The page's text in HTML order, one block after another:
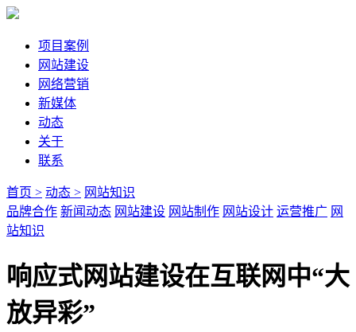
项目案例
网站建设
网络营销
新媒体
动态
关于
联系
首页 > 动态 > 网站知识
品牌合作 新闻动态 网站建设 网站制作 网站设计 运营推广 网
站知识
响应式网站建设在互联网中“大
放异彩”